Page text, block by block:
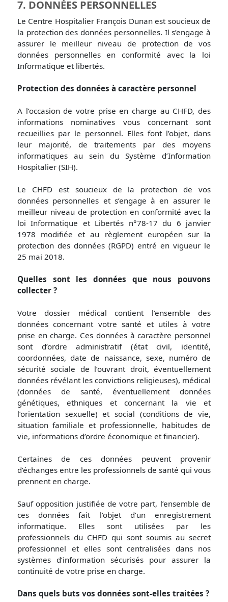
7. DONNÉES PERSONNELLES
Le Centre Hospitalier François Dunan est soucieux de
la protection des données personnelles. Il s’engage à
assurer le meilleur niveau de protection de vos
données personnelles en conformité avec la loi
Informatique et libertés.
Protection des données à caractère personnel
A l’occasion de votre prise en charge au CHFD, des
informations nominatives vous concernant sont
recueillies par le personnel. Elles font l’objet, dans
leur majorité, de traitements par des moyens
informatiques au sein du Système d’Information
Hospitalier (SIH).
Le CHFD est soucieux de la protection de vos
données personnelles et s’engage à en assurer le
meilleur niveau de protection en conformité avec la
loi Informatique et Libertés n°78-17 du 6 janvier
1978 modifiée et au règlement européen sur la
protection des données (RGPD) entré en vigueur le
25 mai 2018.
Quelles sont les données que nous pouvons
collecter ?
Votre dossier médical contient l’ensemble des
données concernant votre santé et utiles à votre
prise en charge. Ces données à caractère personnel
sont d’ordre administratif (état civil, identité,
coordonnées, date de naissance, sexe, numéro de
sécurité sociale de l’ouvrant droit, éventuellement
données révélant les convictions religieuses), médical
(données de santé, éventuellement données
génétiques, ethniques et concernant la vie et
l’orientation sexuelle) et social (conditions de vie,
situation familiale et professionnelle, habitudes de
vie, informations d’ordre économique et financier).
Certaines de ces données peuvent provenir
d’échanges entre les professionnels de santé qui vous
prennent en charge.
Sauf opposition justifiée de votre part, l’ensemble de
ces données fait l’objet d’un enregistrement
informatique. Elles sont utilisées par les
professionnels du CHFD qui sont soumis au secret
professionnel et elles sont centralisées dans nos
systèmes d’information sécurisés pour assurer la
continuité de votre prise en charge.
Dans quels buts vos données sont-elles traitées ?